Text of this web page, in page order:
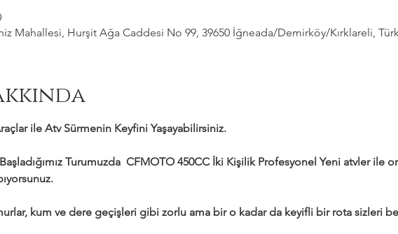
Mahallesi, Hurşit Ağa Caddesi No 99, 39650 İğneada/Demirköy/Kırklareli,
ile Atv Sürmenin Keyfini Yaşayabilirsiniz.
Turumuzda  CFMOTO 450CC İki Kişilik Profesyonel Yeni atvler ile
kum ve dere geçişleri gibi zorlu ama bir o kadar da keyifli bir rota sizleri